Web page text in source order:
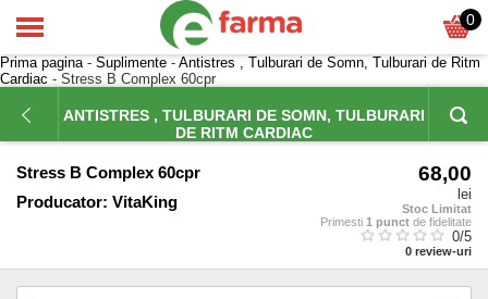
0
Prima pagina- Suplimente - Antistres , Tulburari de Somn, Tulburari de Ritm
Cardiac - Stress B Complex 60cpr
ANTISTRES , TULBURARI DE SOMN, TULBURARI
DE RITM CARDIAC
Stress B Complex 60cpr
Producator: VitaKing
68,00
lei
Stoc Limitat
Primesti 1 punct de fidelitate
0/5
0 review-uri